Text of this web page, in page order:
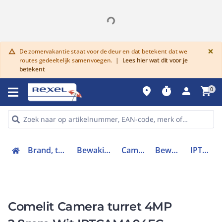
warning De zomervakantie staat voor de deur en dat betekent dat we
routes gedeeltelijk samenvoegen. |
Lees hier wat dit voor je
betekent
×
place timer person shopping_cart0
Brand, toegang en inbraak Bewaking en beveiliging Camerasystemen Bewakingscamera IPTCAMA04FC
Comelit Camera turret 4MP